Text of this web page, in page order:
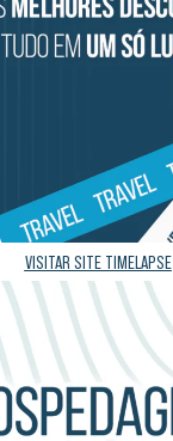
VISITAR SITE TIMELAPSE